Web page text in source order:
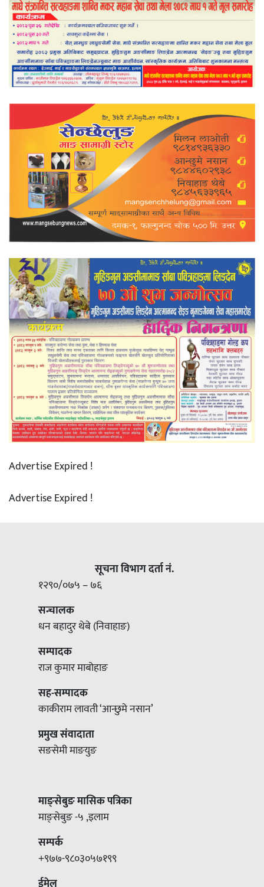
Advertise Expired !
Advertise Expired !
सूचना विभाग दर्ता नं.
१२९०/०७५ – ७६
सन्चालक
धन बहादुर थेबे (निवाहाङ)
सम्पादक
राज कुमार माबोहाङ
सह-सम्पादक
काकीराम लावती ‘आन्छुमे नसान’
प्रमुख संवादाता
सङसेमी माङयुङ
माङ्सेबुङ मासिक पत्रिका
माङ्सेबुङ -५ ,इलाम
सम्पर्क
+९७७-९८०३०५७१९९